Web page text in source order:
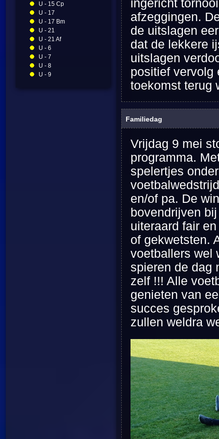
U - 15 Cp
U - 17
U - 17 Bm
U - 21
U - 21 Af
U - 6
U - 7
U - 8
U - 9
ingericht
afzeggingen.
de uitslagen
dat de lekkere
uitslagen
positief vervolg
toekomst terug
Familiedag
Vrijdag 9 mei
programma.
spelertjes
en/of pa. De
bovendrijven
uiteraard fair
of gekwetsten.
voetballers wel
spieren de dag
zelf !!! Alle
genieten van
succes
zullen weldra